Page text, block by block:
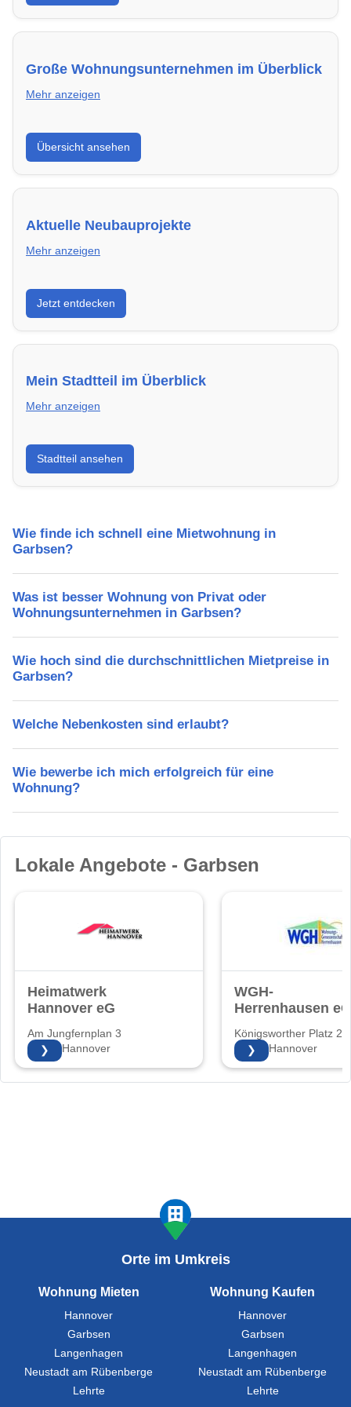
kannst.
Große Wohnungsunternehmen im Überblick
Mehr anzeigen
Hier findest du die wichtigsten Anbieter in Garbsen –
von Genossenschaften bis zu privaten Vermietern.
Übersicht ansehen
Aktuelle Neubauprojekte
Mehr anzeigen
Entdecke Neubauprojekte in Garbsen – modern,
energieeffizient und sofort bezugsfertig.
Jetzt entdecken
Mein Stadtteil im Überblick
Mehr anzeigen
Erfahre mehr über deinen Stadtteil in Garbsen:
Lebensqualität, Verkehrsanbindung, Schulen,
Freizeitmöglichkeiten und Mietpreise.
Stadtteil ansehen
Wie finde ich schnell eine Mietwohnung in
Garbsen?
Was ist besser Wohnung von Privat oder
Wohnungsunternehmen in Garbsen?
Wie hoch sind die durchschnittlichen Mietpreise in
Garbsen?
Welche Nebenkosten sind erlaubt?
Wie bewerbe ich mich erfolgreich für eine
Wohnung?
Lokale Angebote - Garbsen
Heimatwerk
Hannover eG
Am Jungfernplan 3
30171 Hannover
❯
WGH-
Herrenhausen eG
Königsworther Platz 2
30167 Hannover
❯
Orte im Umkreis
Wohnung Mieten
Hannover
Garbsen
Langenhagen
Neustadt am Rübenberge
Lehrte
Wohnung Kaufen
Hannover
Garbsen
Langenhagen
Neustadt am Rübenberge
Lehrte